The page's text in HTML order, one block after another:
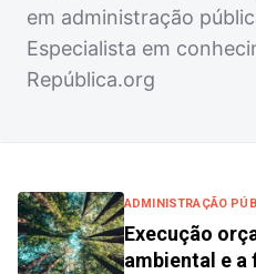
em administração
Especialista em
República.org
ADMINISTRAÇÃO
Execução
ambiental e